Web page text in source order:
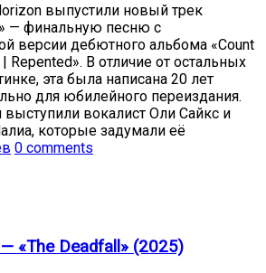
выпустили новый трек
— финальную песню с
версии дебютного альбома «Count
Repented». В отличие от остальных
эта была написана 20 лет
для юбилейного переиздания.
вокалист Оли Сайкс и
которые задумали её
0 comments
«The Deadfall» (2025)